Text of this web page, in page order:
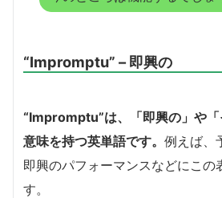
“Impromptu” – 即興の
“Impromptu”は、「即興の」や「
意味を持つ英単語です。 例えば、
即興のパフォーマンスなどにこの
す。